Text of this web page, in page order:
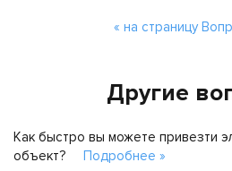
« на страницу
Другие
Как быстро вы можете привезти
объект?
Подробнее »